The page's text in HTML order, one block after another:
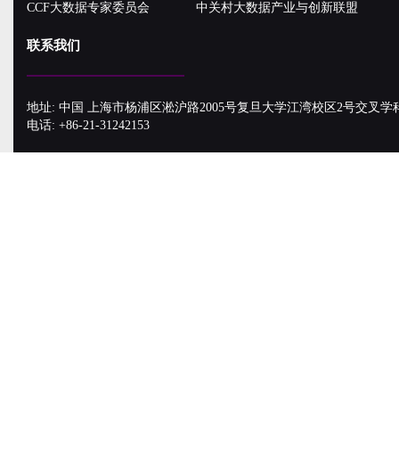
CCF大数据专家委员会
中关村大数据产业与创新联盟
联系我们
地址: 中国 上海市杨浦区淞沪路2005号复旦大学江湾校区2号交叉学
电话: +86-21-31242153